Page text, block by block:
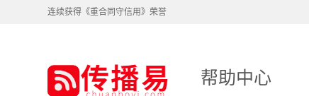
连续获得《重合同守信用》荣誉
帮助中心